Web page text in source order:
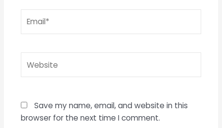
Save my name, email, and website in this
browser for the next time I comment.